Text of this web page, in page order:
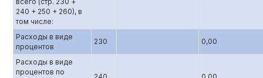
240 + 250 + 260), в
том числе:
Расходы в виде
процентов
230 0,00
Расходы в виде
процентов по